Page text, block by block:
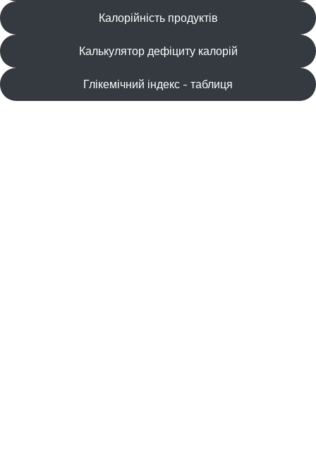
Калорійність продуктів
Калькулятор дефіциту калорій
Глікемічний індекс - таблиця